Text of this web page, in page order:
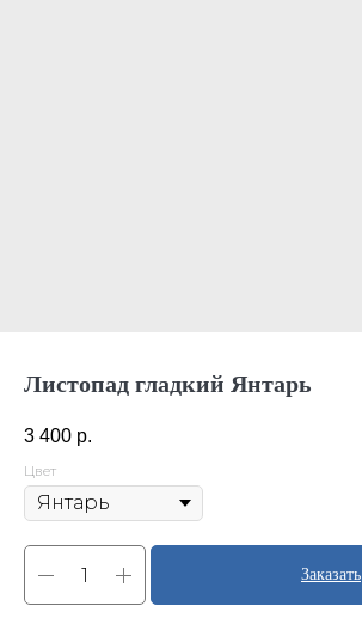
Листопад гладкий Янтарь
3 400 р.
Цвет
Заказать